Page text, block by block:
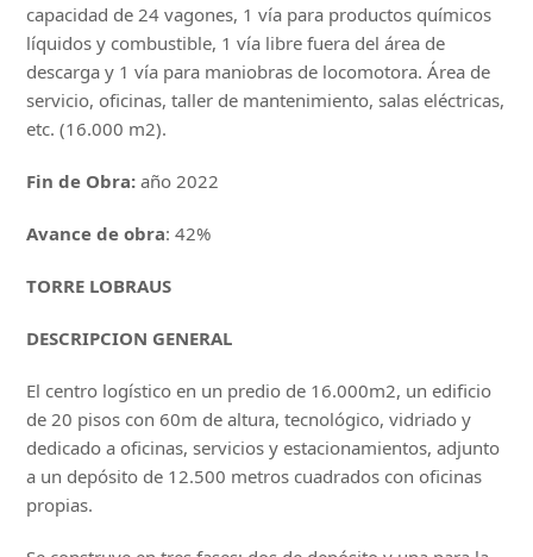
capacidad de 24 vagones, 1 vía para productos químicos
líquidos y combustible, 1 vía libre fuera del área de
descarga y 1 vía para maniobras de locomotora. Área de
servicio, oficinas, taller de mantenimiento, salas eléctricas,
etc. (16.000 m2).
Fin de Obra: año 2022
Avance de obra: 42%
TORRE LOBRAUS
DESCRIPCION GENERAL
El centro logístico en un predio de 16.000m2, un edificio
de 20 pisos con 60m de altura, tecnológico, vidriado y
dedicado a oficinas, servicios y estacionamientos, adjunto
a un depósito de 12.500 metros cuadrados con oficinas
propias.